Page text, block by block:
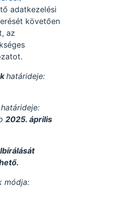
adatkezelési
követően
az
határideje:
határideje:
2025. április
módja: